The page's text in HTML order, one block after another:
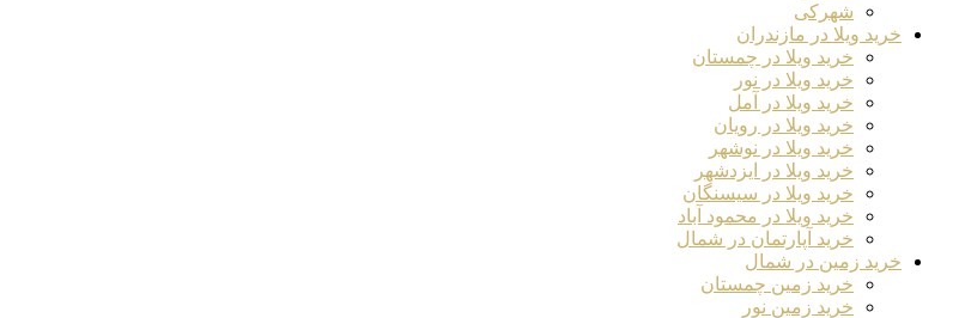
شهرکی
خرید ویلا در مازندران
خرید ویلا در چمستان
خرید ویلا در نور
خرید ویلا در آمل
خرید ویلا در رویان
خرید ویلا در نوشهر
خرید ویلا در ایزدشهر
خرید ویلا در سیسنگان
خرید ویلا در محمود آباد
خرید آپارتمان در شمال
خرید زمین در شمال
خرید زمین چمستان
خرید زمین نور